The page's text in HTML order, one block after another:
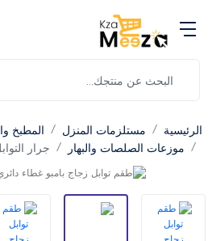
الرئيسية مستلزمات المنزل المطبخ
موزعات الصلصات والبهار
جرار